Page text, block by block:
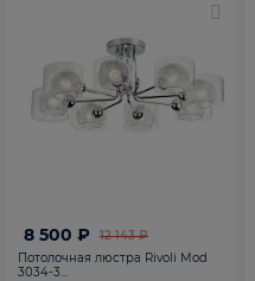
12 143 ₽
8 500 ₽
Потолочная люстра Rivoli Mod
3034-3...